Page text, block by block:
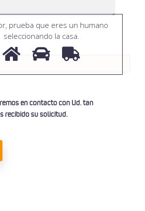
prueba que eres un humano
seleccionando la casa
en contacto con Ud. tan
recibido su solicitud.